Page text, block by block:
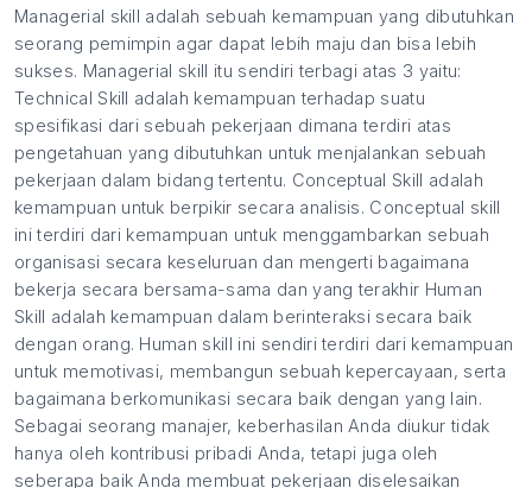
Managerial skill adalah sebuah kemampuan yang dibutuhkan
seorang pemimpin agar dapat lebih maju dan bisa lebih
sukses. Managerial skill itu sendiri terbagi atas 3 yaitu:
Technical Skill adalah kemampuan terhadap suatu
spesifikasi dari sebuah pekerjaan dimana terdiri atas
pengetahuan yang dibutuhkan untuk menjalankan sebuah
pekerjaan dalam bidang tertentu. Conceptual Skill adalah
kemampuan untuk berpikir secara analisis. Conceptual skill
ini terdiri dari kemampuan untuk menggambarkan sebuah
organisasi secara keseluruan dan mengerti bagaimana
bekerja secara bersama-sama dan yang terakhir Human
Skill adalah kemampuan dalam berinteraksi secara baik
dengan orang. Human skill ini sendiri terdiri dari kemampuan
untuk memotivasi, membangun sebuah kepercayaan, serta
bagaimana berkomunikasi secara baik dengan yang lain.
Sebagai seorang manajer, keberhasilan Anda diukur tidak
hanya oleh kontribusi pribadi Anda, tetapi juga oleh
seberapa baik Anda membuat pekerjaan diselesaikan